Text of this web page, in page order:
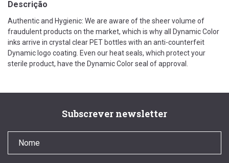
Descrição
Authentic and Hygienic: We are aware of the sheer volume of
fraudulent products on the market, which is why all Dynamic Color
inks arrive in crystal clear PET bottles with an anti-counterfeit
Dynamic logo coating. Even our heat seals, which protect your
sterile product, have the Dynamic Color seal of approval.
Subscrever newsletter